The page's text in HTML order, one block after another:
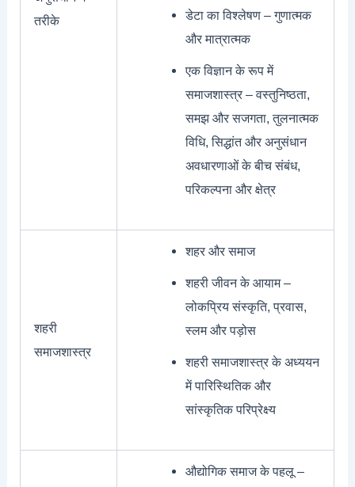
तरीके
डेटा का विश्लेषण – गुणात्मक
और मात्रात्मक
एक विज्ञान के रूप में
समाजशास्त्र – वस्तुनिष्ठता,
समझ और सजगता, तुलनात्मक
विधि, सिद्धांत और अनुसंधान
अवधारणाओं के बीच संबंध,
परिकल्पना और क्षेत्र
शहरी
समाजशास्त्र
शहर और समाज
शहरी जीवन के आयाम –
लोकप्रिय संस्कृति, प्रवास,
स्लम और पड़ोस
शहरी समाजशास्त्र के अध्ययन
में पारिस्थितिक और
सांस्कृतिक परिप्रेक्ष्य
औद्योगिक समाज के पहलू –